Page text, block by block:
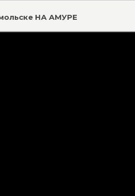
НА АМУРЕ